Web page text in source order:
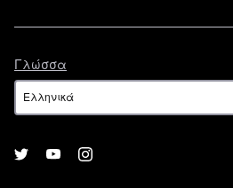
Γλώσσα